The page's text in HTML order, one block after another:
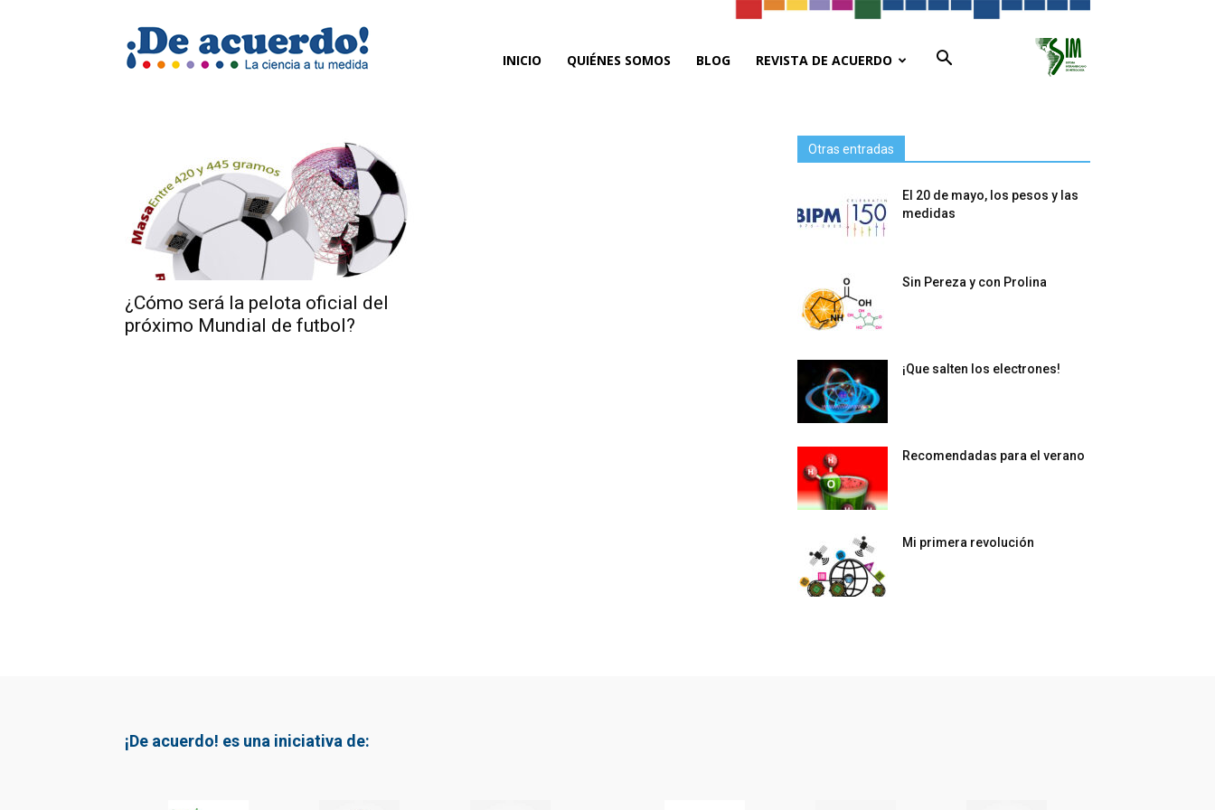
acuerdo
INICIO QUIÉNES SOMOS BLOG REVISTA DE ACUERDO
¿Cómo será la pelota oficial del
próximo Mundial de futbol?
Otras entradas
El 20 de mayo, los pesos y las
medidas
Sin Pereza y con Prolina
¡Que salten los electrones!
Recomendadas para el verano
Mi primera revolución
¡De acuerdo! es una iniciativa de: